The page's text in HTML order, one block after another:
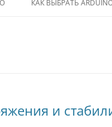
КАК ВЫБРАТЬ
и